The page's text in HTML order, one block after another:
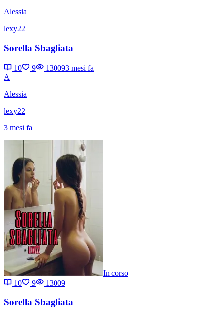
Alessia
lexy22
Sorella Sbagliata
10 9 130093 mesi fa
A
Alessia
lexy22
3 mesi fa
In corso
10
9 13009
Sorella Sbagliata